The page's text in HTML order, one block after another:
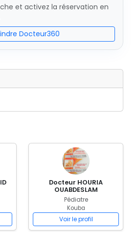
et activez la réservation en
Docteur360
Docteur HOURIA
OUABDESLAM
Pédiatre
Kouba
Voir le profil